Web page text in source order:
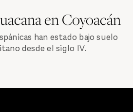
en Coyoacán
han estado bajo suelo
desde el siglo IV.